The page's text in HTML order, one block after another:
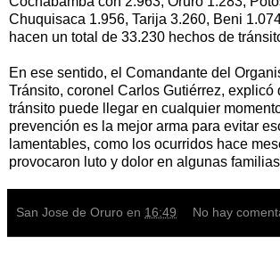
Chuquisaca 1.956, Tarija 3.260, Beni
hacen un total de 33.230 hechos de
En ese sentido, el Comandante del
Tránsito, coronel Carlos Gutiérrez, explicó
tránsito puede llegar en cualquier
prevención es la mejor arma para evitar
lamentables, como los ocurridos hace
provocaron luto y dolor en algunas
San Jose de Oruro en 16:49 No hay